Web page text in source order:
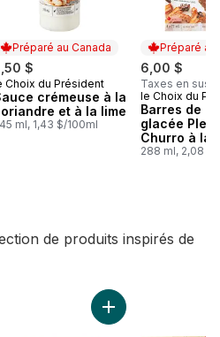
Préparé au Canada
$
au Canada
Choix du Président
crémeuse à la
et à la lime
ml, 1,43 $/100ml
Préparé au
6,00 $
Taxes en sus
Préparé au
le Choix du
Barres de
glacée
Churro à la
288 ml, 2,08 $/
de produits inspirés de
Ajouter Tablette